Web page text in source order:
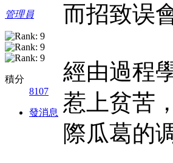
管理員
積分
8107
發消息
而招致误
經由過程
惹上贫苦
際瓜葛的